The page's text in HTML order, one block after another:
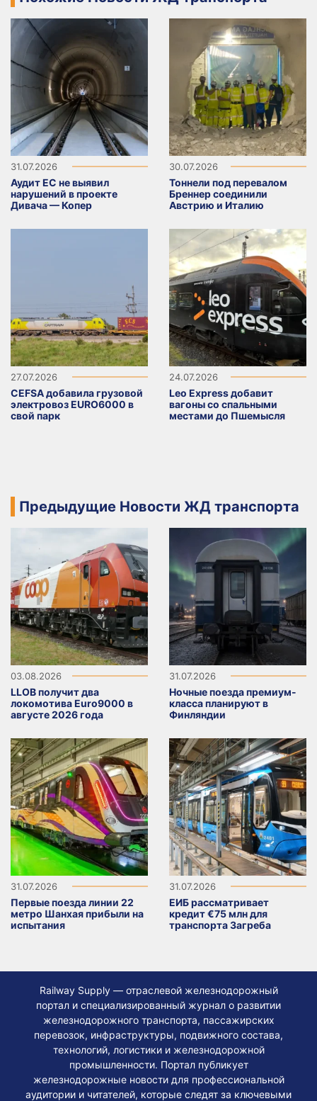
31.07.2026
Аудит ЕС не выявил
нарушений в проекте
Дивача — Копер
30.07.2026
Тоннели под перевалом
Бреннер соединили
Австрию и Италию
27.07.2026
CEFSA добавила грузовой
электровоз EURO6000 в
свой парк
24.07.2026
Leo Express добавит
вагоны со спальными
местами до Пшемысля
Предыдущие Новости ЖД транспорта
03.08.2026
LLOB получит два
локомотива Euro9000 в
августе 2026 года
31.07.2026
Ночные поезда премиум-
класса планируют в
Финляндии
31.07.2026
Первые поезда линии 22
метро Шанхая прибыли на
испытания
31.07.2026
ЕИБ рассматривает
кредит €75 млн для
транспорта Загреба
Railway Supply — отраслевой железнодорожный
портал и специализированный журнал о развитии
железнодорожного транспорта, пассажирских
перевозок, инфраструктуры, подвижного состава,
технологий, логистики и железнодорожной
промышленности. Портал публикует
железнодорожные новости для профессиональной
аудитории и читателей, которые следят за ключевыми